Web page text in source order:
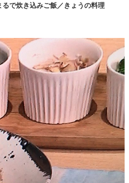
るで炊き込みご飯／きょうの料理